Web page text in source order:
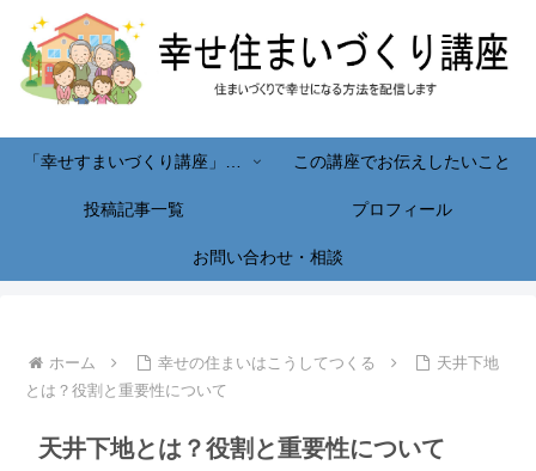
この講座でお伝えしたいこと
投稿記事一覧 プロフィール
お問い合わせ・相談
ホーム 幸せの住まいはこうしてつくる
天井下地
とは？役割と重要性について
天井下地とは？役割と重要性について